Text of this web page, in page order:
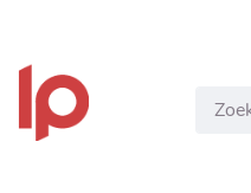
Gemeente
Langemark-
Poelkapelle
Wat
zoekt